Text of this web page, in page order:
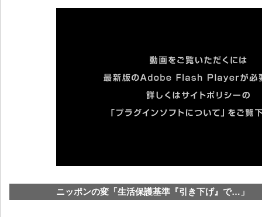
ニッポンの変「生活保護基準『引き下げ』で…」